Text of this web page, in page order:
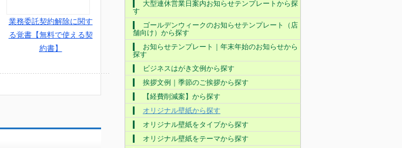
業務委託契約解除に関す
る覚書【無料で使える契
約書】
大型連休営業日案内お知らせテンプレートから探
す
ゴールデンウィークのお知らせテンプレート（店
舗向け）から探す
お知らせテンプレート｜年末年始のお知らせから
探す
ビジネスはがき文例から探す
挨拶文例｜季節のご挨拶から探す
【経費削減案】から探す
オリジナル壁紙から探す
オリジナル壁紙をタイプから探す
オリジナル壁紙をテーマから探す